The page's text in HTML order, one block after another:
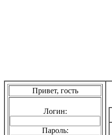
Привет, гость
Логин:
Пароль: